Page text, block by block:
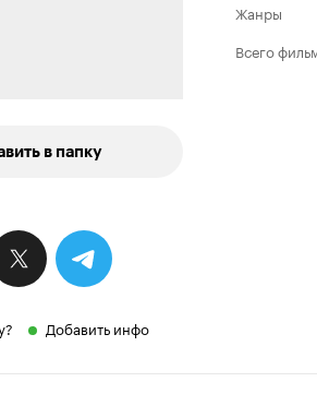
в папку
Добавить инфо
Жанры
Всего